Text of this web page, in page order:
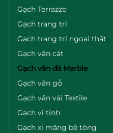
Gạch Terrazzo
Gạch trang trí
Gạch trang trí ngoại thất
Gạch vân cát
Gạch vân đá Marble
Gạch vân gỗ
Gạch vân vải Textile
Gạch vi tinh
Gạch xi măng bê tông